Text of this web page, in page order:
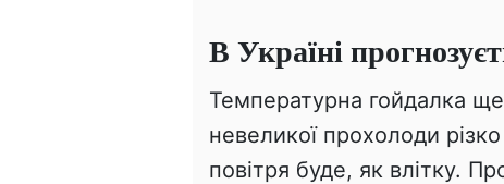
В Україні
Температурна гойдалка
невеликої прохолоди
повітря буде, як влітку.